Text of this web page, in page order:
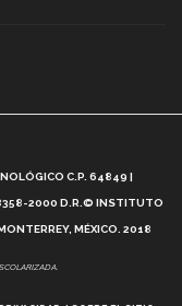
Tec? (video)
Artificial, Paola
C.P. 64849 |
8358-2000 D.R.© INSTITUTO
MÉXICO. 2018